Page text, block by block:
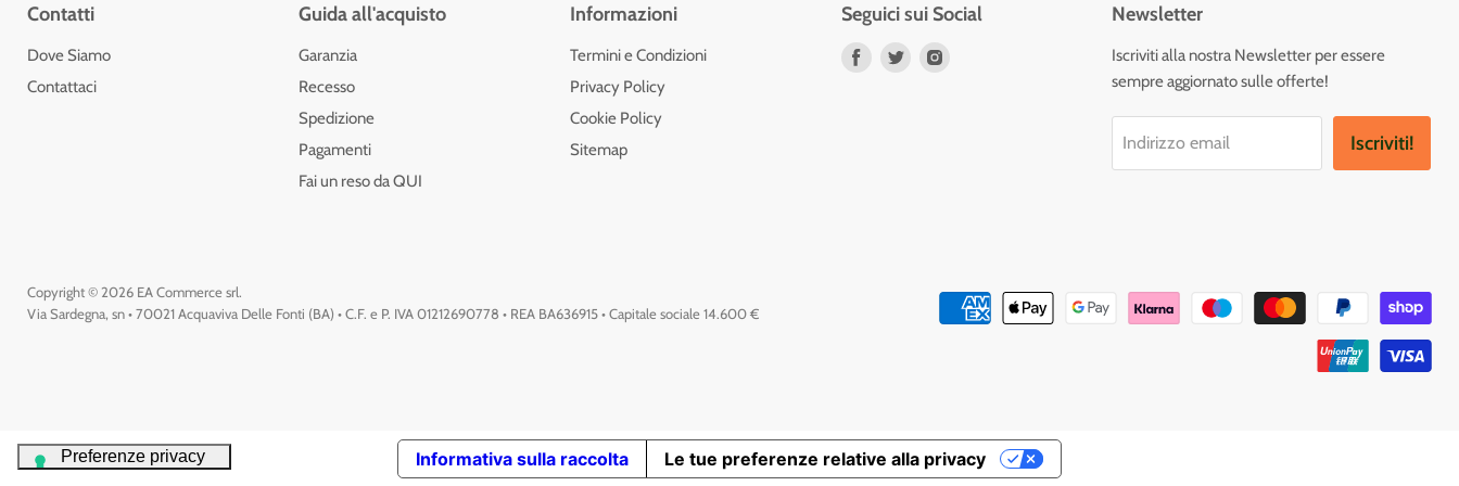
Contatti
Dove Siamo
Contattaci
Guida all'acquisto
Garanzia
Recesso
Spedizione
Pagamenti
Fai un reso da QUI
Informazioni
Termini e Condizioni
Privacy Policy
Cookie Policy
Sitemap
Seguici sui Social
Trovaci Trovaci
Newsletter
Iscriviti alla nostra Newsletter per essere
sempre aggiornato sulle offerte!
Indirizzo email Iscriviti!
Copyright © 2026 EA Commerce srl.
Via Sardegna, sn • 70021 Acquaviva Delle Fonti (BA) • C.F. e P. IVA 01212690778 • REA BA636915 • Capitale sociale 14.600 €
Informativa sulla raccolta Le tue preferenze relative alla privacy